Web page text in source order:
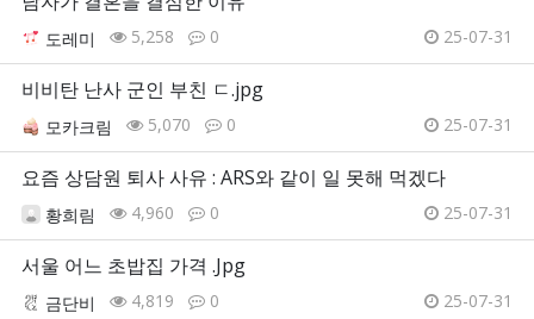
도레미 5,258 0 25-07-31
비비탄 난사 군인 부친 ㄷ.jpg
모카크림 5,070 0 25-07-31
요즘 상담원 퇴사 사유 : ARS와 같이 일 못해 먹겠다
황희림 4,960 0 25-07-31
서울 어느 초밥집 가격 .Jpg
금단비 4,819 0 25-07-31